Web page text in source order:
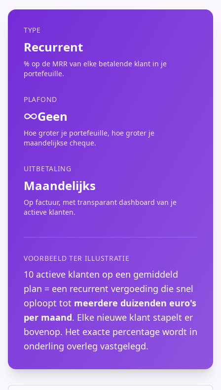
TYPE
Recurrent
% op de MRR van elke betalende klant in je
portefeuille.
PLAFOND
Geen
Hoe groter je portefeuille, hoe groter je
maandelijkse cheque.
UITBETALING
Maandelijks
Op factuur, met transparant dashboard van je
actieve klanten.
VOORBEELD TER ILLUSTRATIE
10 actieve klanten op een gemiddeld
plan = een recurrent vergoeding die snel
oploopt tot meerdere duizenden euro's
per maand. Elke nieuwe klant stapelt er
bovenop. Het exacte percentage wordt in
onderling overleg vastgelegd.